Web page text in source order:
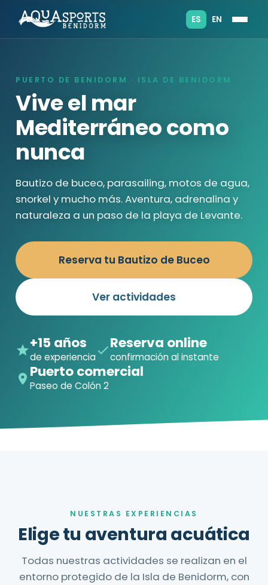
ES EN
PUERTO DE BENIDORM · ISLA DE BENIDORM
Vive el mar
Mediterráneo como
nunca
Bautizo de buceo, parasailing, motos de agua,
snorkel y mucho más. Aventura, adrenalina y
naturaleza a un paso de la playa de Levante.
Reserva tu Bautizo de Buceo
Ver actividades
+15 años
de experiencia
Reserva online
confirmación al instante
Puerto comercial
Paseo de Colón 2
NUESTRAS EXPERIENCIAS
Elige tu aventura acuática
Todas nuestras actividades se realizan en el
entorno protegido de la Isla de Benidorm, con